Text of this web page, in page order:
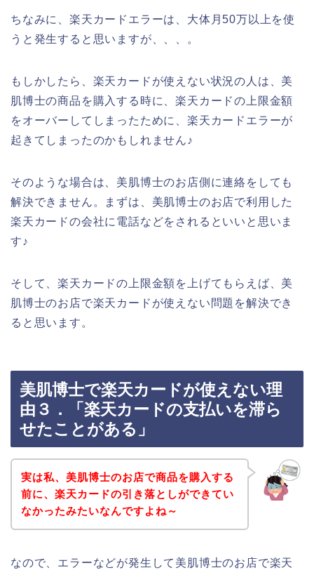
ちなみに、楽天カードエラーは、大体月50万以上を使
うと発生すると思いますが、、、。
もしかしたら、楽天カードが使えない状況の人は、美
肌博士の商品を購入する時に、楽天カードの上限金額
をオーバーしてしまったために、楽天カードエラーが
起きてしまったのかもしれません♪
そのような場合は、美肌博士のお店側に連絡をしても
解決できません。まずは、美肌博士のお店で利用した
楽天カードの会社に電話などをされるといいと思いま
す♪
そして、楽天カードの上限金額を上げてもらえば、美
肌博士のお店で楽天カードが使えない問題を解決でき
ると思います。
美肌博士で楽天カードが使えない理
由３．「楽天カードの支払いを滞ら
せたことがある」
実は私、美肌博士のお店で商品を購入する
前に、楽天カードの引き落としができてい
なかったみたいなんですよね～
なので、エラーなどが発生して美肌博士のお店で楽天